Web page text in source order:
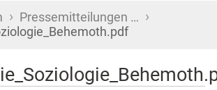
› Pressemitteilungen … ›